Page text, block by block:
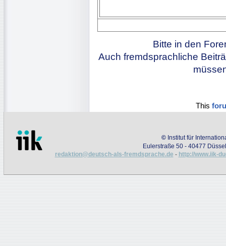
Bitte in den
Auch fremdsprachliche
This
© Institut für
Eulerstraße 50 - 40477
redaktion@deutsch-als-fremdsprache.de - http://www.iik-